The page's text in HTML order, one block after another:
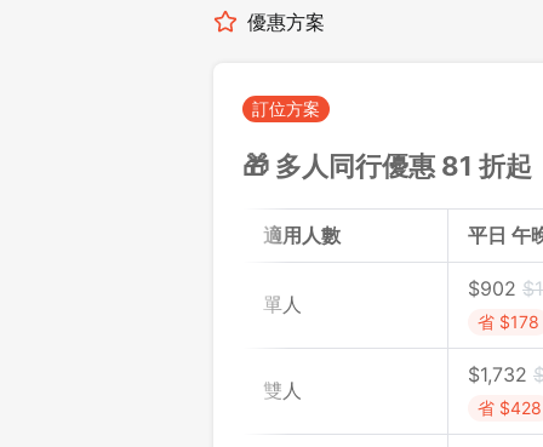
優惠方案
訂位方案
🎁 多人同行優惠 81 折起
適用人數 平日 午
單人
$902
省 $178
雙人
$1,732
省 $428